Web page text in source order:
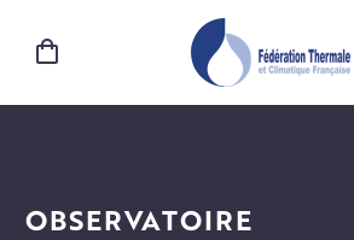
OBSERVATOIRE